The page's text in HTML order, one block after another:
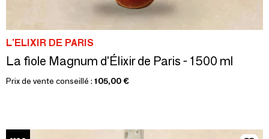
L'ELIXIR DE PARIS
La fiole Magnum d'Élixir de Paris - 1500 ml
Prix de vente conseillé : 105,00 €